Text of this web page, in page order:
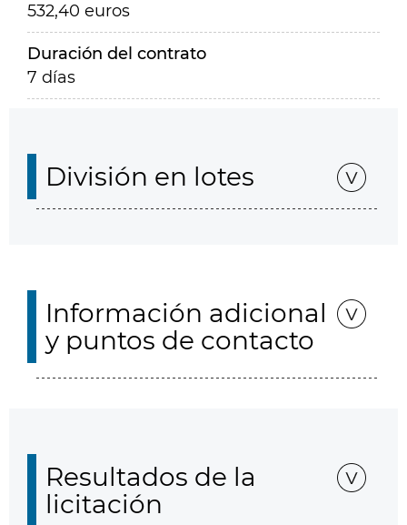
532,40 euros
Duración del contrato
7 días
División en lotes
Información adicional
y puntos de contacto
Resultados de la
licitación